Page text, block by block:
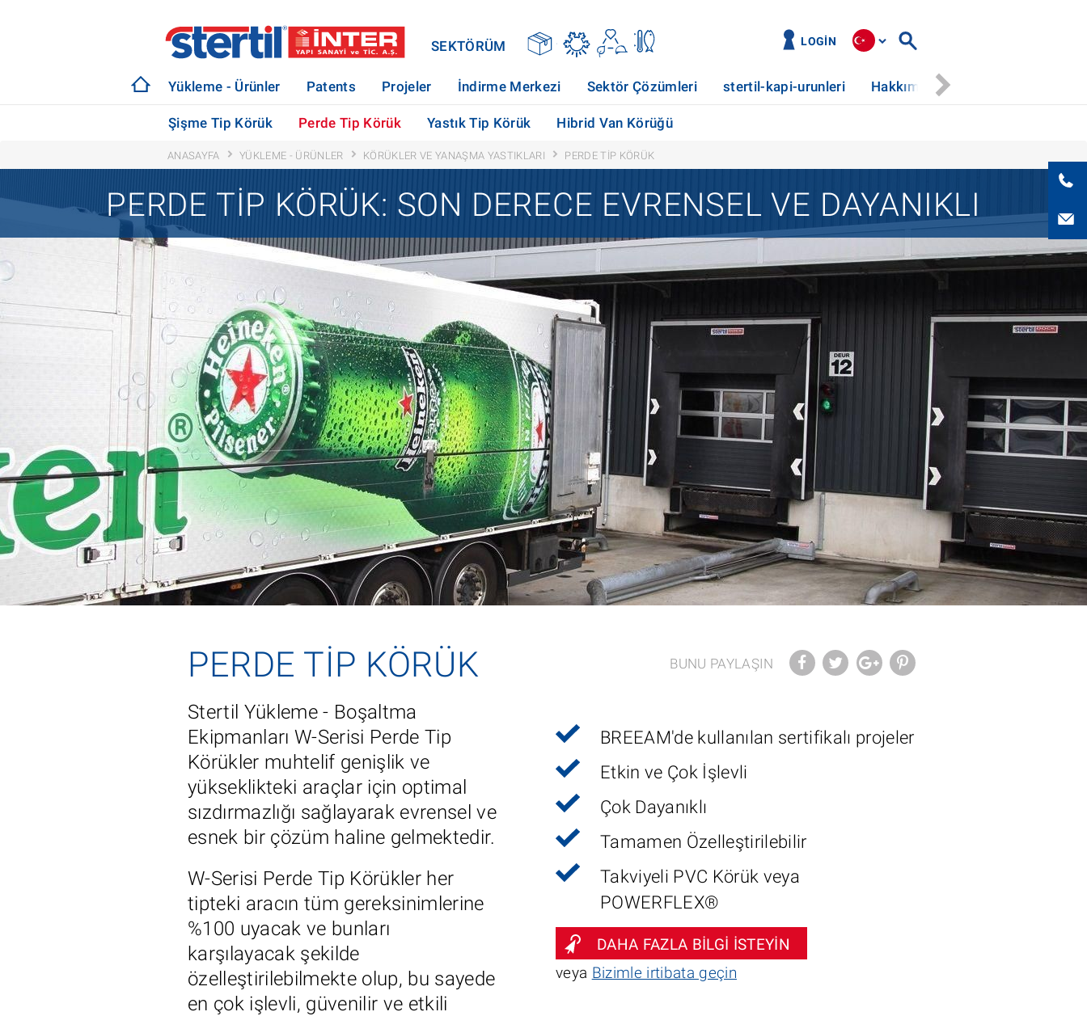
SEKTÖRÜM LOGIN
Yükleme - Ürünler Patents Projeler İndirme Merkezi Sektör Çözümleri stertil-kapi-urunleri Hakkımızda
Şişme Tip Körük Perde Tip Körük Yastık Tip Körük Hibrid Van Körüğü
ANASAYFA YÜKLEME - ÜRÜNLER KÖRÜKLER VE YANAŞMA YASTIKLARI PERDE TIP KÖRÜK
PERDE TIP KÖRÜK: SON DERECE EVRENSEL VE DAYANIKLI
PERDE TIP KÖRÜK
Stertil Yükleme - Boşaltma
Ekipmanları W-Serisi Perde Tip
Körükler muhtelif genişlik ve
yükseklikteki araçlar için optimal
sızdırmazlığı sağlayarak evrensel ve
esnek bir çözüm haline gelmektedir.
W-Serisi Perde Tip Körükler her
tipteki aracın tüm gereksinimlerine
%100 uyacak ve bunları
karşılayacak şekilde
özelleştirilebilmekte olup, bu sayede
en çok işlevli, güvenilir ve etkili
BUNU PAYLAŞIN
BREEAM'de kullanılan sertifikalı projeler
Etkin ve Çok İşlevli
Çok Dayanıklı
Tamamen Özelleştirilebilir
Takviyeli PVC Körük veya
POWERFLEX®
DAHA FAZLA BİLGİ İSTEYİN
veya Bizimle irtibata geçin